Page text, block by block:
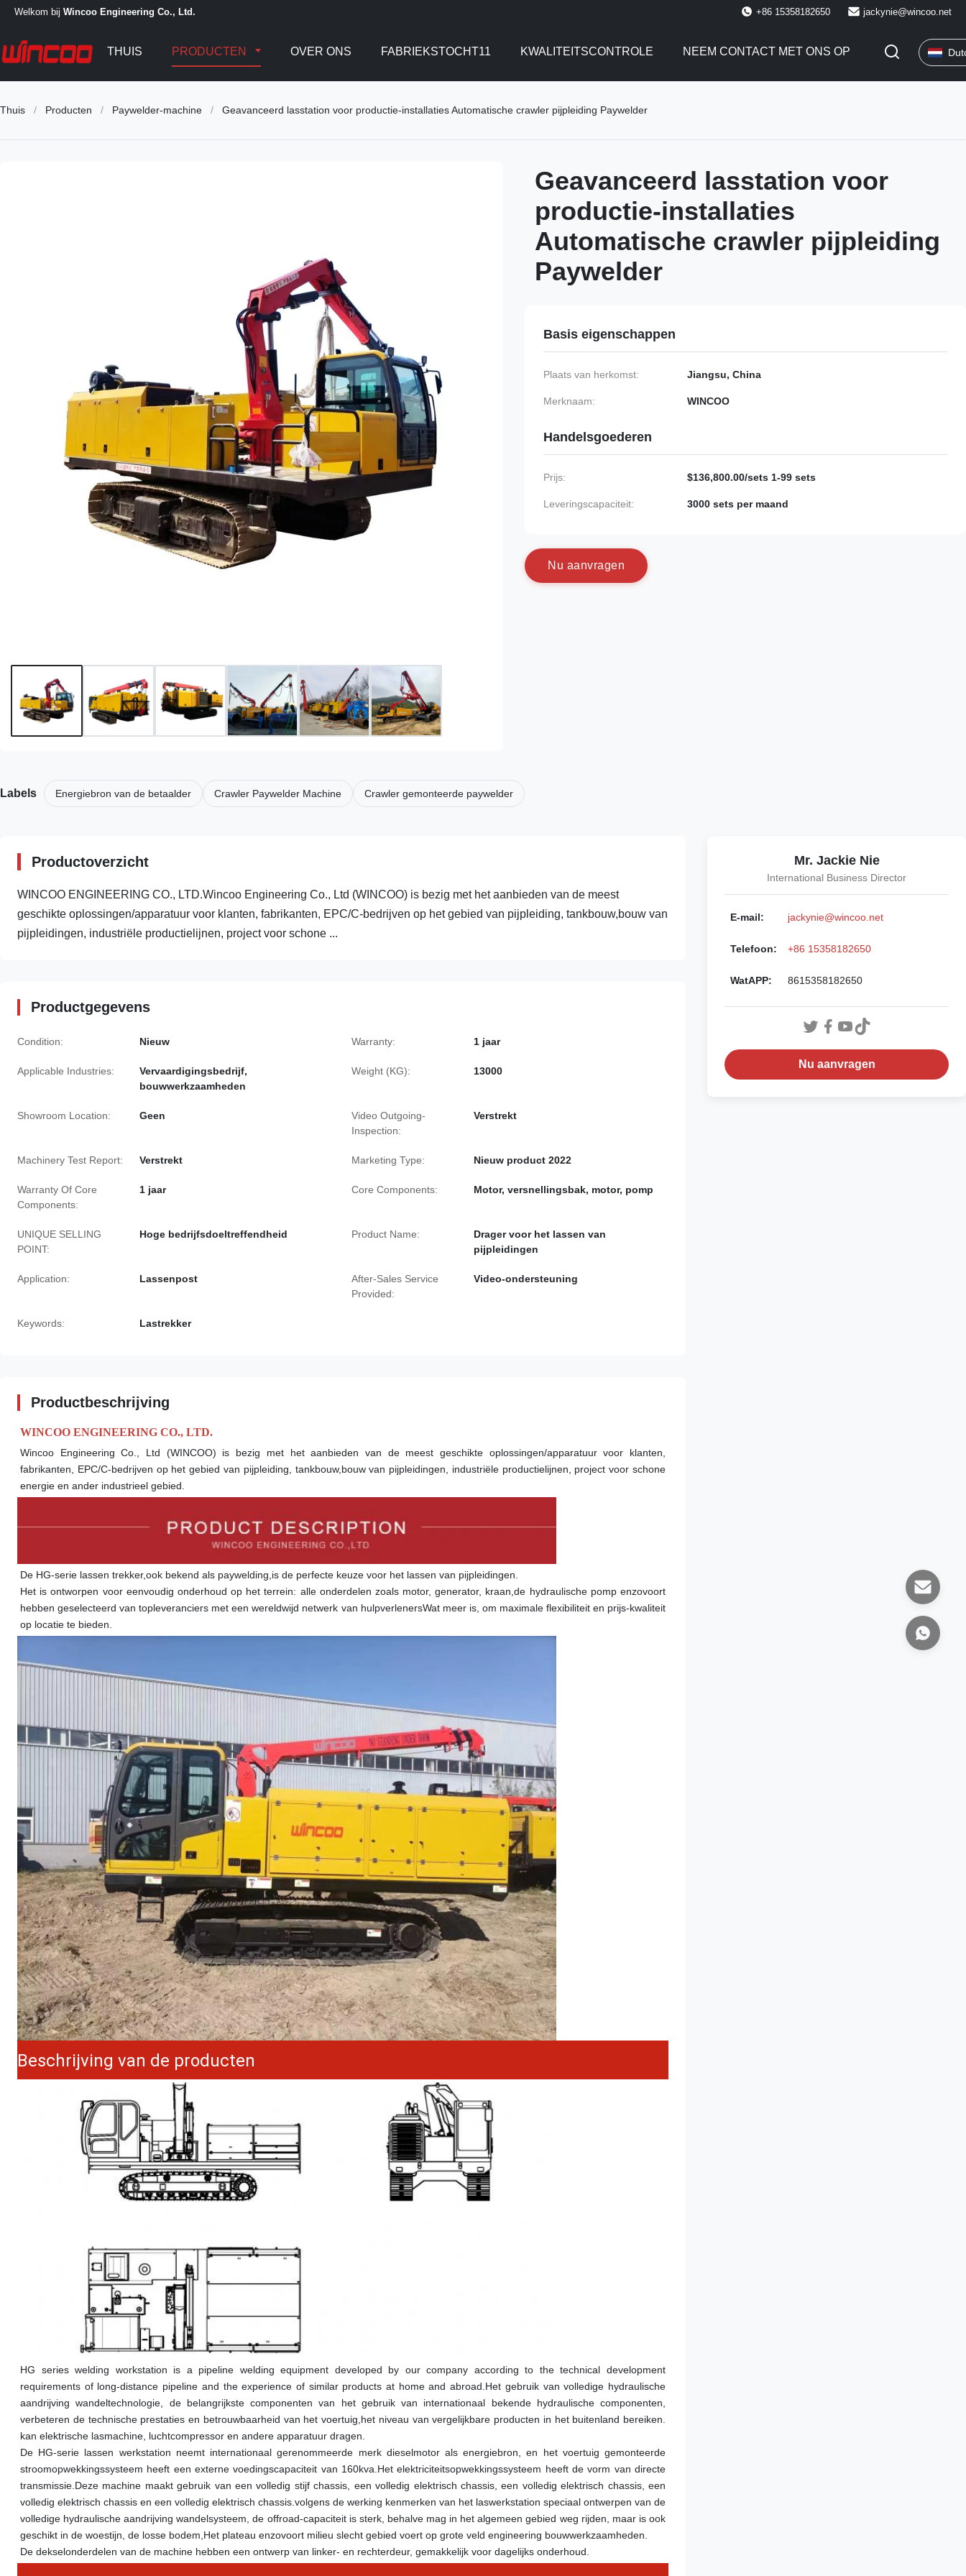
Welkom bij Wincoo Engineering Co., Ltd. +86 15358182650 jackynie@wincoo.net
THUIS PRODUCTEN OVER ONS FABRIEKSTOCHT11 KWALITEITSCONTROLE NEEM CONTACT MET ONS OP
Thuis / Producten / Paywelder-machine / Geavanceerd lasstation voor productie-installaties Automatische crawler pijpleiding Paywelder
Geavanceerd lasstation voor
productie-installaties
Automatische crawler pijpleiding
Paywelder
Basis eigenschappen
Plaats van herkomst: Jiangsu, China
Merknaam: WINCOO
Handelsgoederen
Prijs: $136,800.00/sets 1-99 sets
Leveringscapaciteit: 3000 sets per maand
N u aanvragen
Labels Energiebron van de betaalder Crawler Paywelder Machine Crawler gemonteerde paywelder
Productoverzicht
WINCOO ENGINEERING CO., LTD.Wincoo Engineering Co., Ltd (WINCOO) is bezig met het aanbieden van de meest
geschikte oplossingen/apparatuur voor klanten, fabrikanten, EPC/C-bedrijven op het gebied van pijpleiding, tankbouw,bouw van
pijpleidingen, industriële productielijnen, project voor schone ...
Productgegevens
Condition: Nieuw Warranty: 1 jaar
Applicable Industries:
Vervaardigingsbedrijf,
bouwwerkzaamheden
Weight (KG): 13000
Showroom Location: Geen
Video Outgoing-
Inspection:
Verstrekt
Machinery Test Report: Verstrekt Marketing Type: Nieuw product 2022
Warranty Of Core
Components:
1 jaar Core Components: Motor, versnellingsbak, motor, pomp
UNIQUE SELLING
POINT:
Hoge bedrijfsdoeltreffendheid Product Name:
Drager voor het lassen van
pijpleidingen
Application: Lassenpost
After-Sales Service
Provided:
Video-ondersteuning
Keywords: Lastrekker
Productbeschrijving
WINCOO ENGINEERING CO., LTD.
Wincoo Engineering Co., Ltd (WINCOO) is bezig met het aanbieden van de meest geschikte oplossingen/apparatuur voor klanten,
fabrikanten, EPC/C-bedrijven op het gebied van pijpleiding, tankbouw,bouw van pijpleidingen, industriële productielijnen, project voor schone
energie en ander industrieel gebied.
De HG-serie lassen trekker,ook bekend als paywelding,is de perfecte keuze voor het lassen van pijpleidingen.
Het is ontworpen voor eenvoudig onderhoud op het terrein: alle onderdelen zoals motor, generator, kraan,de hydraulische pomp enzovoort
hebben geselecteerd van topleveranciers met een wereldwijd netwerk van hulpverlenersWat meer is, om maximale flexibiliteit en prijs-kwaliteit
op locatie te bieden.
Beschrijving van de producten
HG series welding workstation is a pipeline welding equipment developed by our company according to the technical development
requirements of long-distance pipeline and the experience of similar products at home and abroad.Het gebruik van volledige hydraulische
aandrijving wandeltechnologie, de belangrijkste componenten van het gebruik van internationaal bekende hydraulische componenten,
verbeteren de technische prestaties en betrouwbaarheid van het voertuig,het niveau van vergelijkbare producten in het buitenland bereiken.
kan elektrische lasmachine, luchtcompressor en andere apparatuur dragen.
De HG-serie lassen werkstation neemt internationaal gerenommeerde merk dieselmotor als energiebron, en het voertuig gemonteerde
stroomopwekkingssysteem heeft een externe voedingscapaciteit van 160kva.Het elektriciteitsopwekkingssysteem heeft de vorm van directe
transmissie.Deze machine maakt gebruik van een volledig stijf chassis, een volledig elektrisch chassis, een volledig elektrisch chassis, een
volledig elektrisch chassis en een volledig elektrisch chassis.volgens de werking kenmerken van het laswerkstation speciaal ontwerpen van de
volledige hydraulische aandrijving wandelsysteem, de offroad-capaciteit is sterk, behalve mag in het algemeen gebied weg rijden, maar is ook
geschikt in de woestijn, de losse bodem,Het plateau enzovoort milieu slecht gebied voert op grote veld engineering bouwwerkzaamheden.
De dekselonderdelen van de machine hebben een ontwerp van linker- en rechterdeur, gemakkelijk voor dagelijks onderhoud.
Mr. Jackie Nie
International Business Director
E-mail: jackynie@wincoo.net
Telefoon: +86 15358182650
WatAPP: 8615358182650
Nu aanvragen